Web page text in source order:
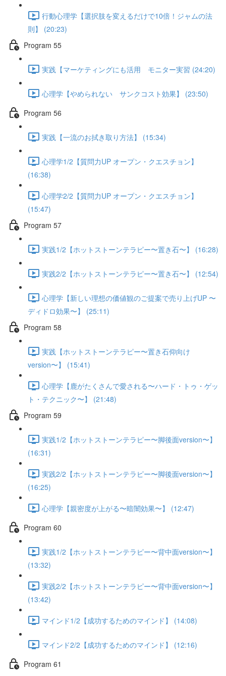
行動心理学【選択肢を変えるだけで10倍！ジャムの法
則】 (20:23)
Program 55
実践【マーケティングにも活用 モニター実習 (24:20)
心理学【やめられない サンクコスト効果】 (23:50)
Program 56
実践【一流のお拭き取り方法】 (15:34)
心理学1/2【質問力UP オープン・クエスチョン】
(16:38)
心理学2/2【質問力UP オープン・クエスチョン】
(15:47)
Program 57
実践1/2【ホットストーンテラピー〜置き石〜】 (16:28)
実践2/2【ホットストーンテラピー〜置き石〜】 (12:54)
心理学【新しい理想の価値観のご提案で売り上げUP 〜
ディドロ効果〜】 (25:11)
Program 58
実践【ホットストーンテラピー〜置き石仰向け
version〜】 (15:41)
心理学【鹿がたくさんで愛される〜ハード・トゥ・ゲッ
ト・テクニック〜】 (21:48)
Program 59
実践1/2【ホットストーンテラピー〜脚後面version〜】
(16:31)
実践2/2【ホットストーンテラピー〜脚後面version〜】
(16:25)
心理学【親密度が上がる〜暗闇効果〜】 (12:47)
Program 60
実践1/2【ホットストーンテラピー〜背中面version〜】
(13:32)
実践2/2【ホットストーンテラピー〜背中面version〜】
(13:42)
マインド1/2【成功するためのマインド】 (14:08)
マインド2/2【成功するためのマインド】 (12:16)
Program 61